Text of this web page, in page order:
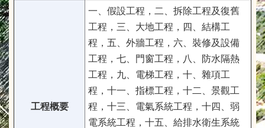
工程概要
一、假設工程，二、拆除工程及復舊
工程，三、大地工程，四、結構工
程，五、外牆工程，六、裝修及設備
工程，七、門窗工程，八、防水隔熱
工程，九、電梯工程，十、雜項工
程，十一、指標工程，十二、景觀工
程，十三、電氣系統工程，十四、弱
電系統工程，十五、給排水衛生系統